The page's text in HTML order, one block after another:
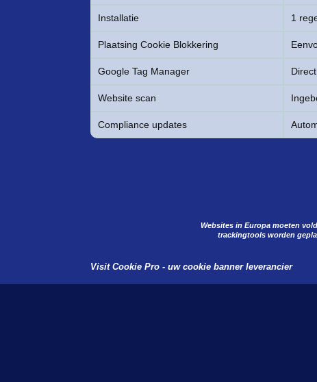
Installatie 1
Plaatsing Cookie Blokkering
Google Tag Manager
Website scan
Compliance updates
Websites in Europa moeten
trackingtools worden
Visit Cookie Pro - uw cookie banner leverancier